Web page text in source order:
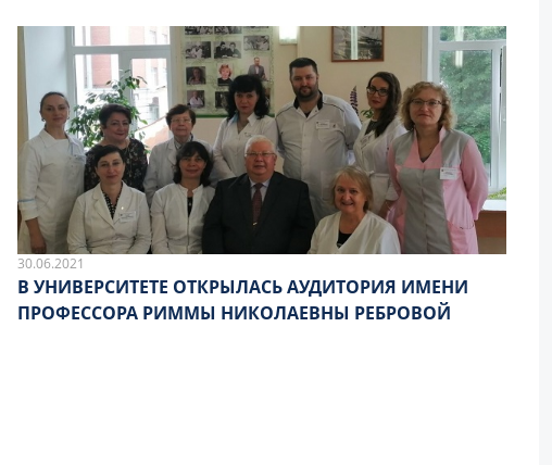
30.06.2021
В УНИВЕРСИТЕТЕ ОТКРЫЛАСЬ АУДИТОРИЯ ИМЕНИ
ПРОФЕССОРА РИММЫ НИКОЛАЕВНЫ РЕБРОВОЙ